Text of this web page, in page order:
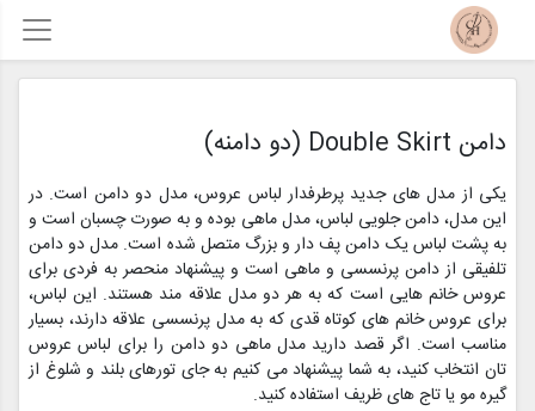
دامن Double Skirt (دو دامنه)
یکی از مدل های جدید پرطرفدار لباس عروس، مدل دو دامن است. در
این مدل، دامن جلویی لباس، مدل ماهی بوده و به صورت چسبان است و
به پشت لباس یک دامن پف دار و بزرگ متصل شده است. مدل دو دامن
تلفیقی از دامن پرنسسی و ماهی است و پیشنهاد منحصر به فردی برای
عروس خانم هایی است که به هر دو مدل علاقه مند هستند. این لباس،
برای عروس خانم های کوتاه قدی که به مدل پرنسسی علاقه دارند، بسیار
مناسب است. اگر قصد دارید مدل ماهی دو دامن را برای لباس عروس
تان انتخاب کنید، به شما پیشنهاد می کنیم به جای تورهای بلند و شلوغ از
گیره مو یا تاج های ظریف استفاده کنید.